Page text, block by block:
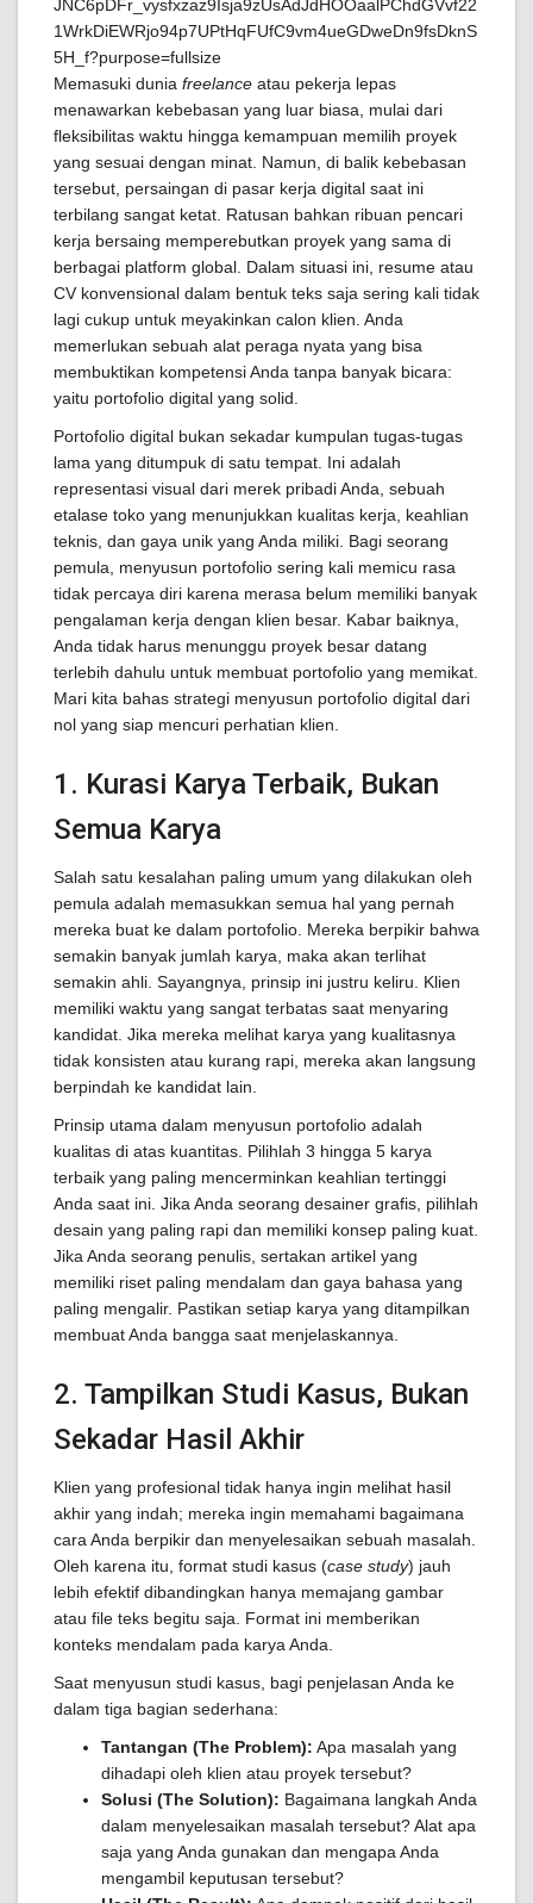
Memasuki dunia freelance atau pekerja lepas
menawarkan kebebasan yang luar biasa, mulai dari
fleksibilitas waktu hingga kemampuan memilih proyek
yang sesuai dengan minat. Namun, di balik kebebasan
tersebut, persaingan di pasar kerja digital saat ini
terbilang sangat ketat. Ratusan bahkan ribuan pencari
kerja bersaing memperebutkan proyek yang sama di
berbagai platform global. Dalam situasi ini, resume atau
CV konvensional dalam bentuk teks saja sering kali tidak
lagi cukup untuk meyakinkan calon klien. Anda
memerlukan sebuah alat peraga nyata yang bisa
membuktikan kompetensi Anda tanpa banyak bicara:
yaitu portofolio digital yang solid.
Portofolio digital bukan sekadar kumpulan tugas-tugas
lama yang ditumpuk di satu tempat. Ini adalah
representasi visual dari merek pribadi Anda, sebuah
etalase toko yang menunjukkan kualitas kerja, keahlian
teknis, dan gaya unik yang Anda miliki. Bagi seorang
pemula, menyusun portofolio sering kali memicu rasa
tidak percaya diri karena merasa belum memiliki banyak
pengalaman kerja dengan klien besar. Kabar baiknya,
Anda tidak harus menunggu proyek besar datang
terlebih dahulu untuk membuat portofolio yang memikat.
Mari kita bahas strategi menyusun portofolio digital dari
nol yang siap mencuri perhatian klien.
1. Kurasi Karya Terbaik, Bukan
Semua Karya
Salah satu kesalahan paling umum yang dilakukan oleh
pemula adalah memasukkan semua hal yang pernah
mereka buat ke dalam portofolio. Mereka berpikir bahwa
semakin banyak jumlah karya, maka akan terlihat
semakin ahli. Sayangnya, prinsip ini justru keliru. Klien
memiliki waktu yang sangat terbatas saat menyaring
kandidat. Jika mereka melihat karya yang kualitasnya
tidak konsisten atau kurang rapi, mereka akan langsung
berpindah ke kandidat lain.
Prinsip utama dalam menyusun portofolio adalah
kualitas di atas kuantitas. Pilihlah 3 hingga 5 karya
terbaik yang paling mencerminkan keahlian tertinggi
Anda saat ini. Jika Anda seorang desainer grafis, pilihlah
desain yang paling rapi dan memiliki konsep paling kuat.
Jika Anda seorang penulis, sertakan artikel yang
memiliki riset paling mendalam dan gaya bahasa yang
paling mengalir. Pastikan setiap karya yang ditampilkan
membuat Anda bangga saat menjelaskannya.
2. Tampilkan Studi Kasus, Bukan
Sekadar Hasil Akhir
Klien yang profesional tidak hanya ingin melihat hasil
akhir yang indah; mereka ingin memahami bagaimana
cara Anda berpikir dan menyelesaikan sebuah masalah.
Oleh karena itu, format studi kasus (case study) jauh
lebih efektif dibandingkan hanya memajang gambar
atau file teks begitu saja. Format ini memberikan
konteks mendalam pada karya Anda.
Saat menyusun studi kasus, bagi penjelasan Anda ke
dalam tiga bagian sederhana:
Tantangan (The Problem): Apa masalah yang
dihadapi oleh klien atau proyek tersebut?
Solusi (The Solution): Bagaimana langkah Anda
dalam menyelesaikan masalah tersebut? Alat apa
saja yang Anda gunakan dan mengapa Anda
mengambil keputusan tersebut?